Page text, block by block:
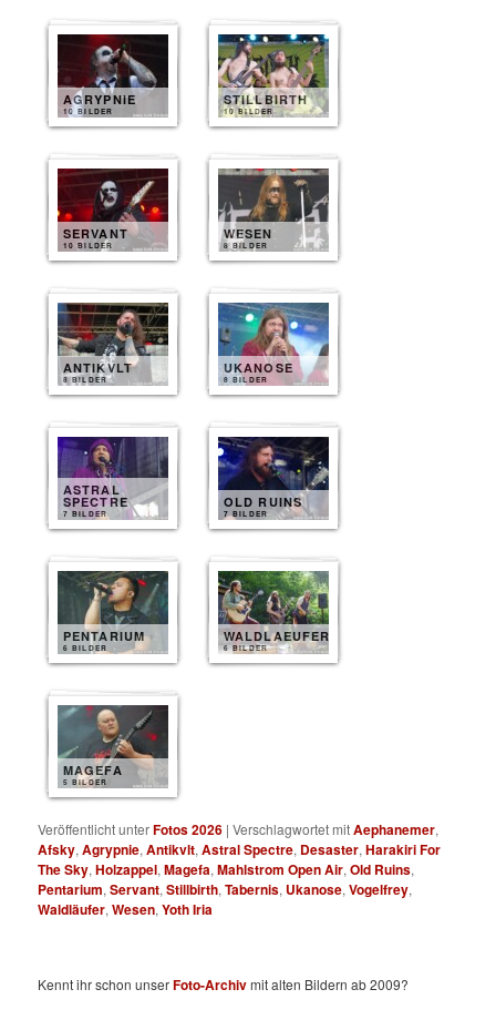
AGRYPNIE
10 BILDER
STILLBIRTH
10 BILDER
SERVANT
10 BILDER
WESEN
8 BILDER
ANTIKVLT
8 BILDER
UKANOSE
8 BILDER
ASTRAL
SPECTRE
7 BILDER
OLD RUINS
7 BILDER
PENTARIUM
6 BILDER
WALDLAEUFER
6 BILDER
MAGEFA
5 BILDER
Veröffentlicht unterFotos 2026 |Verschlagwortet mitAephanemer,
Afsky,Agrypnie,Antikvlt,Astral Spectre, Desaster,Harakiri For
The Sky,Holzappel,Magefa,Mahlstrom Open Air,Old Ruins,
Pentarium,Servant,Stillbirth,Tabernis, Ukanose,Vogelfrey,
Waldläufer,Wesen,Yoth Iria
Kennt ihr schon unserFoto-Archivmit alten Bildern ab 2009?